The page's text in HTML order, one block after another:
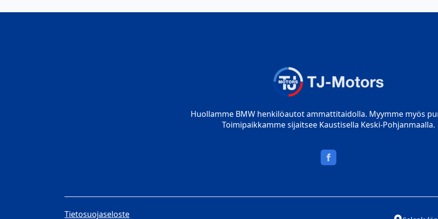
Huollamme BMW henkilöautot ammattitaidolla. Myymme myös
Toimipaikkamme sijaitsee Kaustisella Keski-Pohjanmaalla.
Tietosuojaseloste